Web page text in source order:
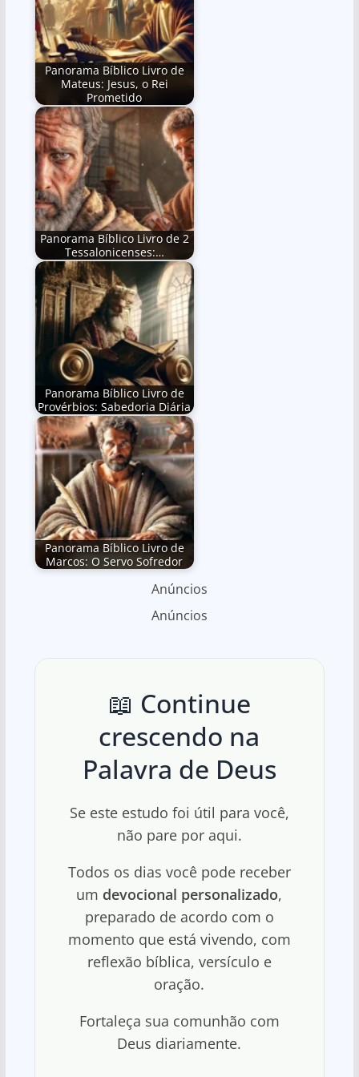
Panorama Bíblico Livro de
Mateus: Jesus, o Rei
Prometido
Panorama Bíblico Livro de 2
Tessalonicenses:…
Panorama Bíblico Livro de
Provérbios: Sabedoria Diária
Panorama Bíblico Livro de
Marcos: O Servo Sofredor
Anúncios
Anúncios
📖 Continue
crescendo na
Palavra de Deus
Se este estudo foi útil para você,
não pare por aqui.
Todos os dias você pode receber
um devocional personalizado,
preparado de acordo com o
momento que está vivendo, com
reflexão bíblica, versículo e
oração.
Fortaleça sua comunhão com
Deus diariamente.